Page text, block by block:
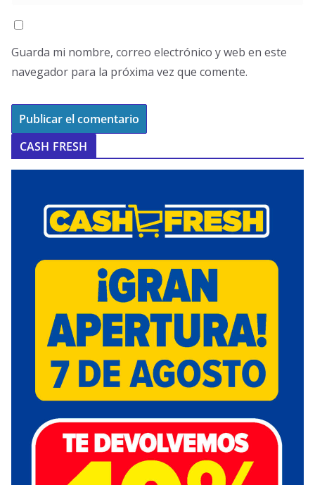
Guarda mi nombre, correo electrónico y web en este
navegador para la próxima vez que comente.
CASH FRESH